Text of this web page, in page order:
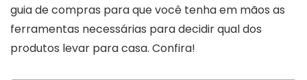
guia de compras para que você tenha em mãos as
ferramentas necessárias para decidir qual dos
produtos levar para casa. Confira!